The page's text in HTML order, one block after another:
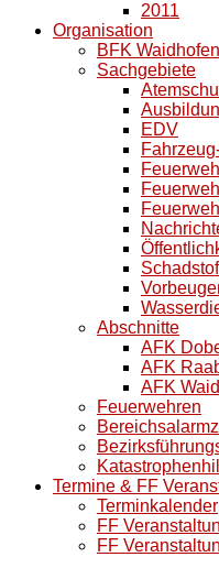
2011
Organisation
BFK
Sachgebiete
EDV
Abschnitte
AFK
AFK
AFK
Feuerwehren
Termine & FF
Terminkalender
FF
FF